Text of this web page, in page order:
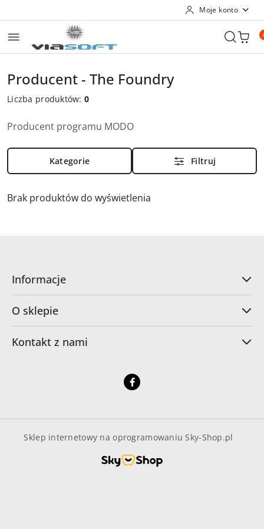
Moje konto
Producent - The Foundry
Liczba produktów:0
Producent programu MODO
Kategorie Filtruj
Brak produktów do wyświetlenia
Informacje
O sklepie
Kontakt z nami
Sklep internetowy na oprogramowaniu Sky-Shop.pl